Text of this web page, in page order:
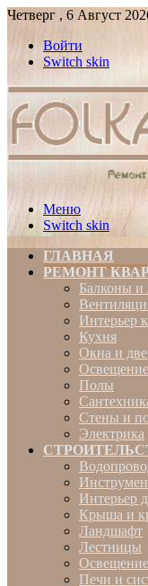
Четверг , 6 Август
Войти
Switch skin
Меню
Switch skin
ГЛАВНАЯ
РЕМОНТ
Балконы и
Интерьер
Кухня
Окна и
Полы
Стены и
Электрика
Интерьер
Крыша и
Ландшафт
Лестницы
Освещение
Печи и